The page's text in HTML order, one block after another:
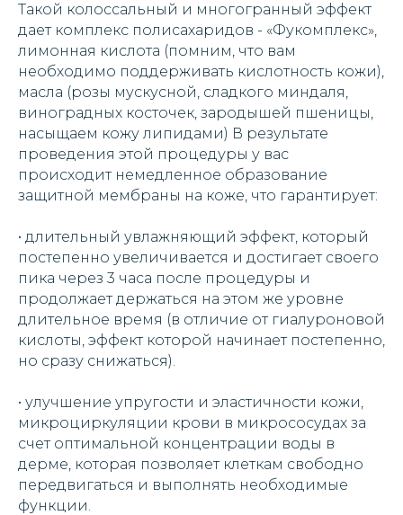
Такой колоссальный и многогранный эффект
дает комплекс полисахаридов - «Фукомплекс»,
лимонная кислота (помним, что вам
необходимо поддерживать кислотность кожи),
масла (розы мускусной, сладкого миндаля,
виноградных косточек, зародышей пшеницы,
насыщаем кожу липидами) В результате
проведения этой процедуры у вас
происходит немедленное образование
защитной мембраны на коже, что гарантирует:
• длительный увлажняющий эффект, который
постепенно увеличивается и достигает своего
пика через 3 часа после процедуры и
продолжает держаться на этом же уровне
длительное время (в отличие от гиалуроновой
кислоты, эффект которой начинает постепенно,
но сразу снижаться).
• улучшение упругости и эластичности кожи,
микроциркуляции крови в микрососудах за
счет оптимальной концентрации воды в
дерме, которая позволяет клеткам свободно
передвигаться и выполнять необходимые
функции.